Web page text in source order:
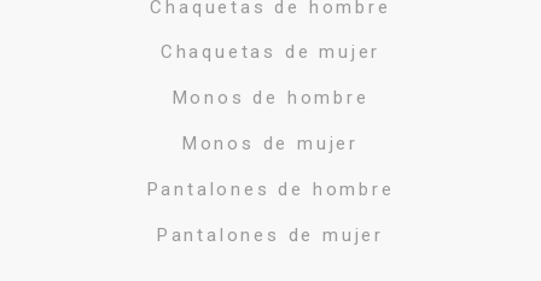
Chaquetas de hombre
Chaquetas de mujer
Monos de hombre
Monos de mujer
Pantalones de hombre
Pantalones de mujer